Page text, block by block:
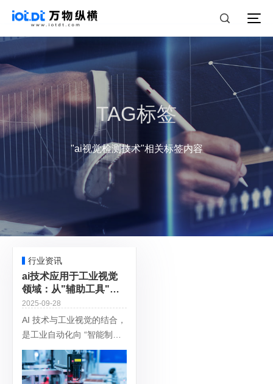
TAG标签
"ai视觉检测技术"相关标签内容
行业资讯
ai技术应用于工业视觉
领域：从"辅助工具"升
级为"智能制造的核心感
知中枢"
2025-09-28
AI 技术与工业视觉的结合，
是工业自动化向 “智能制造”
升级的核心驱动力之一。传
统工业视觉依赖人工设定规
则（如阈值、模板匹配），